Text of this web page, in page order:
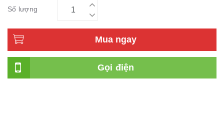
Số lượng
Mua ngay
Gọi điện